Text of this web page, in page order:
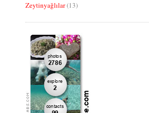
Zeytinyağlılar(13)